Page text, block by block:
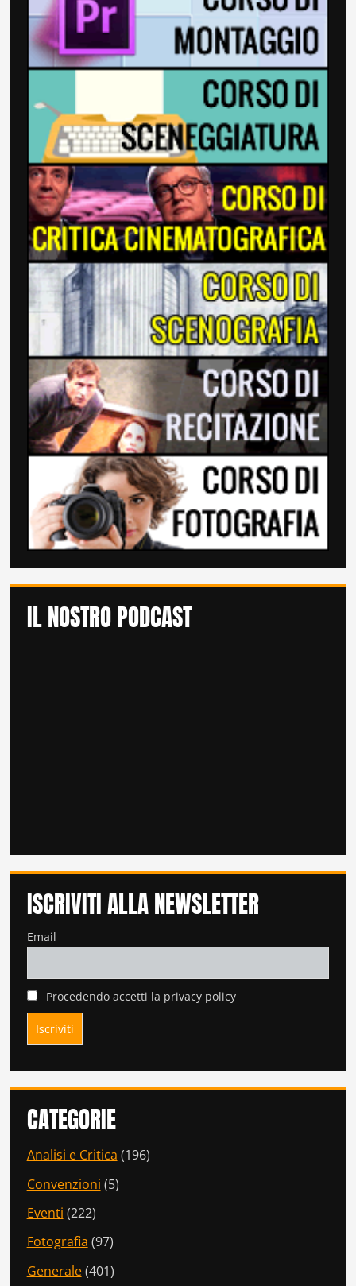
IL NOSTRO PODCAST
ISCRIVITI ALLA NEWSLETTER
Email
Procedendo accetti la privacy policy
CATEGORIE
Analisi e Critica (196)
Convenzioni (5)
Eventi (222)
Fotografia (97)
Generale(401)